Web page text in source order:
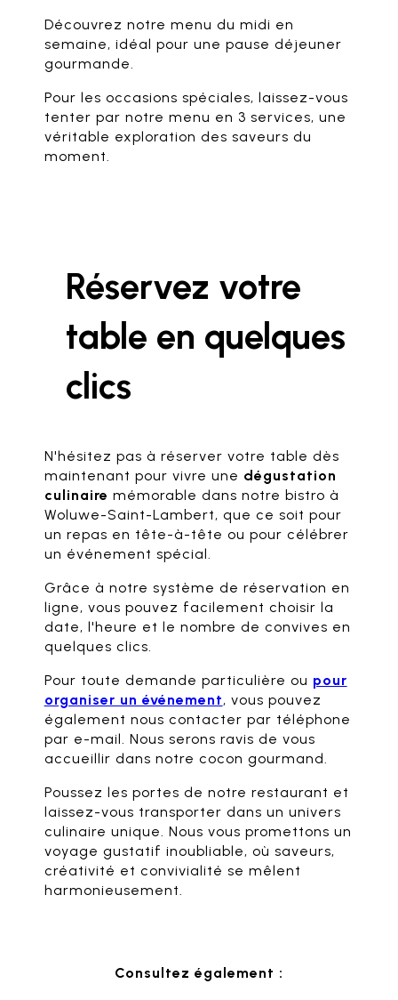
Découvrez notre menu du midi en
semaine, idéal pour une pause déjeuner
gourmande.
Pour les occasions spéciales, laissez-vous
tenter par notre menu en 3 services, une
véritable exploration des saveurs du
moment.
Réservez votre
table en quelques
clics
N'hésitez pas à réserver votre table dès
maintenant pour vivre une dégustation
culinaire mémorable dans notre bistro à
Woluwe-Saint-Lambert, que ce soit pour
un repas en tête-à-tête ou pour célébrer
un événement spécial.
Grâce à notre système de réservation en
ligne, vous pouvez facilement choisir la
date, l'heure et le nombre de convives en
quelques clics.
Pour toute demande particulière ou pour
organiser un événement, vous pouvez
également nous contacter par téléphone
par e-mail. Nous serons ravis de vous
accueillir dans notre cocon gourmand.
Poussez les portes de notre restaurant et
laissez-vous transporter dans un univers
culinaire unique. Nous vous promettons un
voyage gustatif inoubliable, où saveurs,
créativité et convivialité se mêlent
harmonieusement.
Consultez également :